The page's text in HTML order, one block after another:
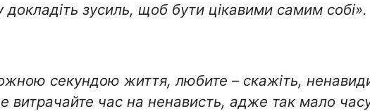
докладіть зусиль, щоб бути цікавими самим собі».
секундою життя, любите – скажіть,
витрачайте час на ненависть, адже так мало